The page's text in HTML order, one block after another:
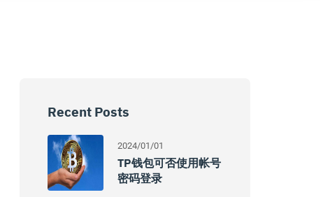
Recent Posts
2024/01/01
TP钱包可否使用帐号
密码登录